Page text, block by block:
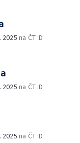
2025 na ČT :D
2025 na ČT :D
2025 na ČT :D